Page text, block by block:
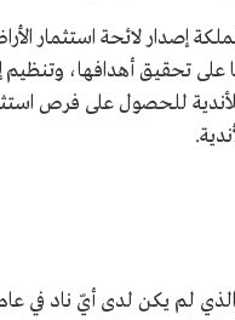
إصدار لائحة استثمار
تحقيق أهدافها، وتنظيم
للأندية للحصول على فرص